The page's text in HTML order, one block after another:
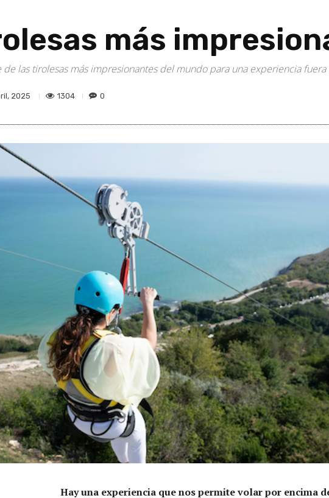
más
de las tirolesas más impresionantes del mundo para una experiencia
2025 1304 0
Hay una experiencia que nos permite volar por encima